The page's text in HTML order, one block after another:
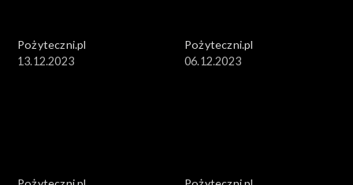
Pożyteczni.pl
13.12.2023
Pożyteczni.pl
06.12.2023